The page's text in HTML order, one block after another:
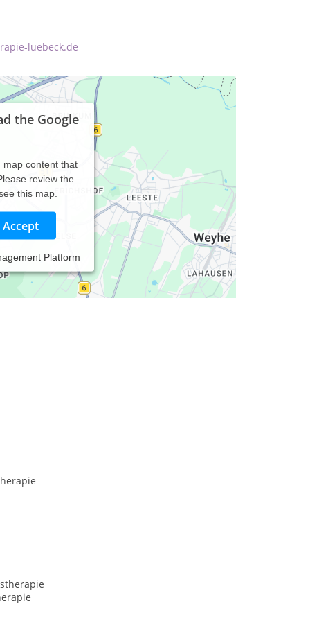
luebeck.de
the Google
map content that
review the
this map.
Accept
Platform